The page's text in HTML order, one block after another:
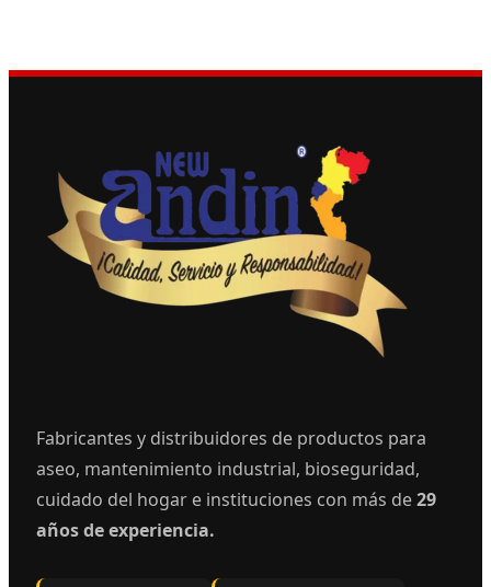
Fabricantes y distribuidores de productos para
aseo, mantenimiento industrial, bioseguridad,
cuidado del hogar e instituciones con más de29
años de experiencia.